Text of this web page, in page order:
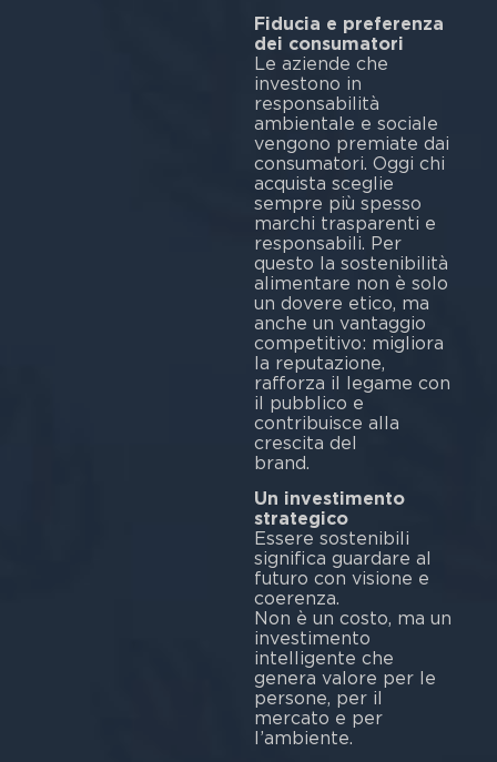
Fiducia e preferenza
dei consumatori
Le aziende che
investono in
responsabilità
ambientale e sociale
vengono premiate dai
consumatori. Oggi chi
acquista sceglie
sempre più spesso
marchi trasparenti e
responsabili. Per
questo la sostenibilità
alimentare non è solo
un dovere etico, ma
anche un vantaggio
competitivo: migliora
la reputazione,
rafforza il legame con
il pubblico e
contribuisce alla
crescita del
Un investimento
strategico
Essere sostenibili
significa guardare al
futuro con visione e
coerenza.
Non è un costo, ma un
investimento
intelligente che
genera valore per le
persone, per il
mercato e per
l’ambiente.